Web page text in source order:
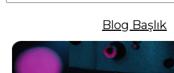
Blog Başlık